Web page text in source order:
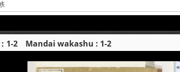
1-2 Mandai wakashu : 1-2